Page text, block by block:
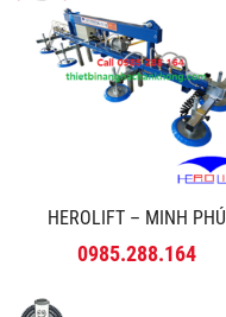
HEROLIFT – MINH PHÚ
0985.288.164